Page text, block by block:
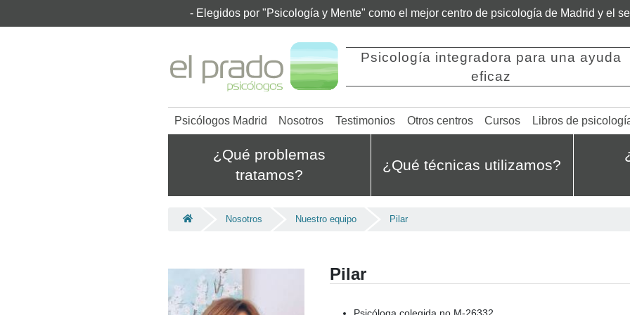
- Elegidos por "Psicología y Mente" como el mejor centro de psicología de Madrid y el
Psicología integradora para una ayuda
eficaz
Psicólogos Madrid Nosotros Testimonios Otros centros Cursos Libros de
¿Qué problemas
tratamos?
¿Qué técnicas utilizamos?
Nosotros Nuestro equipo Pilar
Pilar
Psicóloga colegida no M-26332